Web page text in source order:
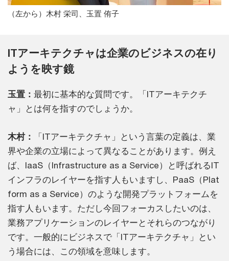
（左から）木村 栄司、玉置 侑子
ITアーキテクチャは企業のビジネスの在り
ようを映す鏡
玉置： 最初に基本的な質問です。「ITアーキテクチ
ャ」とは何を指すのでしょうか。
木村：
「ITアーキテクチャ」という言葉の定義は、業
界や企業の立場によって異なることがあります。例え
ば、IaaS（Infrastructure as a Service）と呼ばれるIT
インフラのレイヤーを指す人もいますし、PaaS（Plat
form as a Service）のような開発プラットフォームを
指す人もいます。ただし今回フォーカスしたいのは、
業務アプリケーションのレイヤーとそれらのつながり
です。一般的にビジネスで「ITアーキテクチャ」とい
う場合には、この領域を意味します。